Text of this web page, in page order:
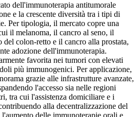
dell'immunoterapia antitumorale
e la crescente diversità tra i tipi di
Per tipologia, il mercato copre una
il melanoma, il cancro al seno, il
colon-retto e il cancro alla prostata,
adozione dell'immunoterapia.
favorita nei tumori con elevati
più immunogenici. Per applicazione,
grazie alle infrastrutture avanzate,
l'accesso sia nelle regioni
tra cui l'assistenza domiciliare e i
alla decentralizzazione del